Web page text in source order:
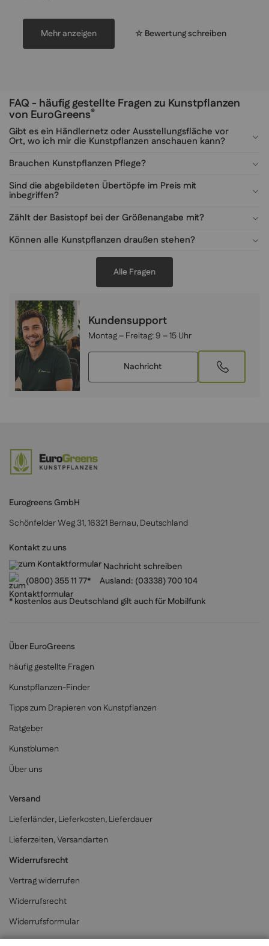
Mehr anzeigen ☆ Bewertung schreiben
FAQ - häufig gestellte Fragen zu Kunstpflanzen
von EuroGreens®
Gibt es ein Händlernetz oder Ausstellungsfläche vor
Ort, wo ich mir die Kunstpflanzen anschauen kann?
Brauchen Kunstpflanzen Pflege?
Sind die abgebildeten Übertöpfe im Preis mit
inbegriffen?
Zählt der Basistopf bei der Größenangabe mit?
Können alle Kunstpflanzen draußen stehen?
Alle Fragen
Kundensupport
Montag – Freitag: 9 – 15 Uhr
Nachricht
Eurogreens GmbH
Schönfelder Weg 31, 16321 Bernau, Deutschland
Kontakt zu uns
Nachricht schreiben
(0800) 355 11 77*
Ausland: (03338) 700 104
* kostenlos aus Deutschland gilt auch für Mobilfunk
Über EuroGreens
häufig gestellte Fragen
Kunstpflanzen-Finder
Tipps zum Drapieren von Kunstpflanzen
Ratgeber
Kunstblumen
Über uns
Versand
Lieferländer, Lieferkosten, Lieferdauer
Lieferzeiten, Versandarten
Widerrufsrecht
Vertrag widerrufen
Widerrufsrecht
Widerrufsformular